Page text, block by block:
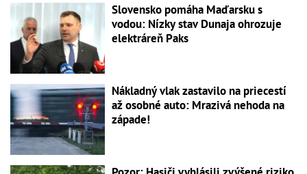
Slovensko pomáha Maďarsku s
vodou: Nízky stav Dunaja ohrozuje
elektráreň Paks
Nákladný vlak zastavilo na priecestí
až osobné auto: Mrazivá nehoda na
západe!